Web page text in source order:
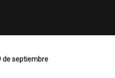
de septiembre